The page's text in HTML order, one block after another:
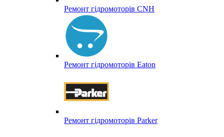
Ремонт гідромоторів CNH
Ремонт гідромоторів Eaton
Ремонт гідромоторів Parker